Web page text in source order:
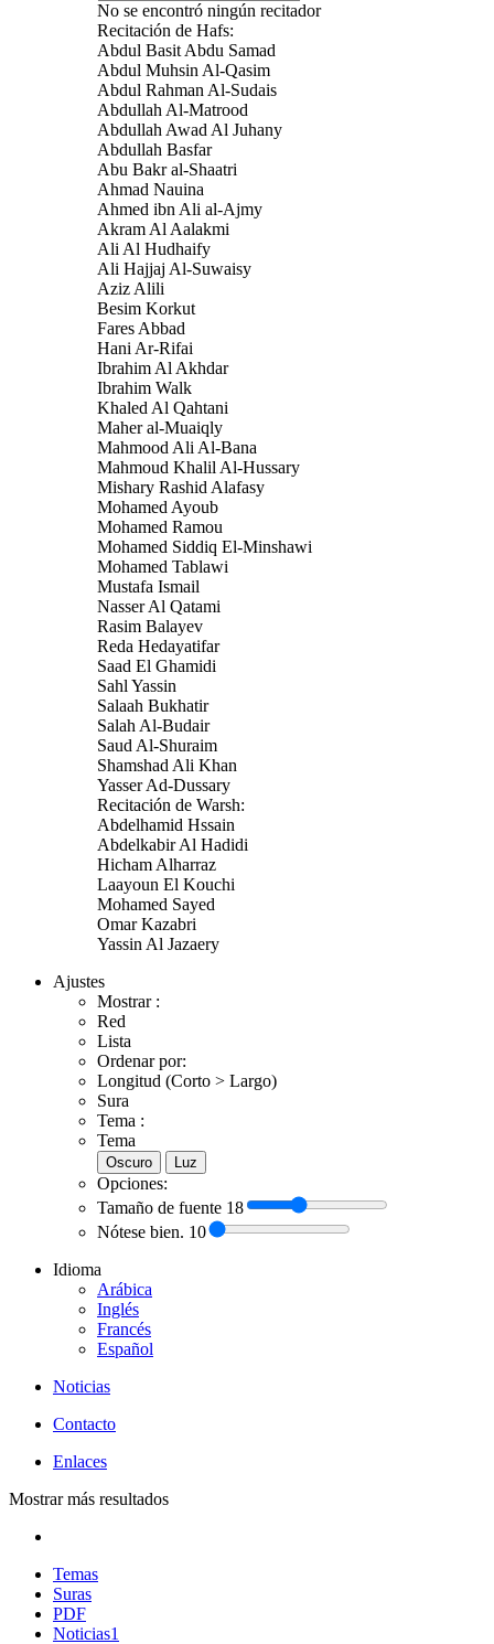
No se encontró ningún recitador
Recitación de Hafs:
Abdul Basit Abdu Samad
Abdul Muhsin Al-Qasim
Abdul Rahman Al-Sudais
Abdullah Al-Matrood
Abdullah Awad Al Juhany
Abdullah Basfar
Abu Bakr al-Shaatri
Ahmad Nauina
Ahmed ibn Ali al-Ajmy
Akram Al Aalakmi
Ali Al Hudhaify
Ali Hajjaj Al-Suwaisy
Aziz Alili
Besim Korkut
Fares Abbad
Hani Ar-Rifai
Ibrahim Al Akhdar
Ibrahim Walk
Khaled Al Qahtani
Maher al-Muaiqly
Mahmood Ali Al-Bana
Mahmoud Khalil Al-Hussary
Mishary Rashid Alafasy
Mohamed Ayoub
Mohamed Ramou
Mohamed Siddiq El-Minshawi
Mohamed Tablawi
Mustafa Ismail
Nasser Al Qatami
Rasim Balayev
Reda Hedayatifar
Saad El Ghamidi
Sahl Yassin
Salaah Bukhatir
Salah Al-Budair
Saud Al-Shuraim
Shamshad Ali Khan
Yasser Ad-Dussary
Recitación de Warsh:
Abdelhamid Hssain
Abdelkabir Al Hadidi
Hicham Alharraz
Laayoun El Kouchi
Mohamed Sayed
Omar Kazabri
Yassin Al Jazaery
Ajustes
Mostrar :
Red
Lista
Ordenar por:
Longitud (Corto > Largo)
Sura
Tema :
Tema
Oscuro Luz
Opciones:
Tamaño de fuente 18
Nótese bien. 10
Idioma
Arábica
Inglés
Francés
Español
Noticias
Contacto
Enlaces
Mostrar más resultados
Temas
Suras
PDF
Noticias1